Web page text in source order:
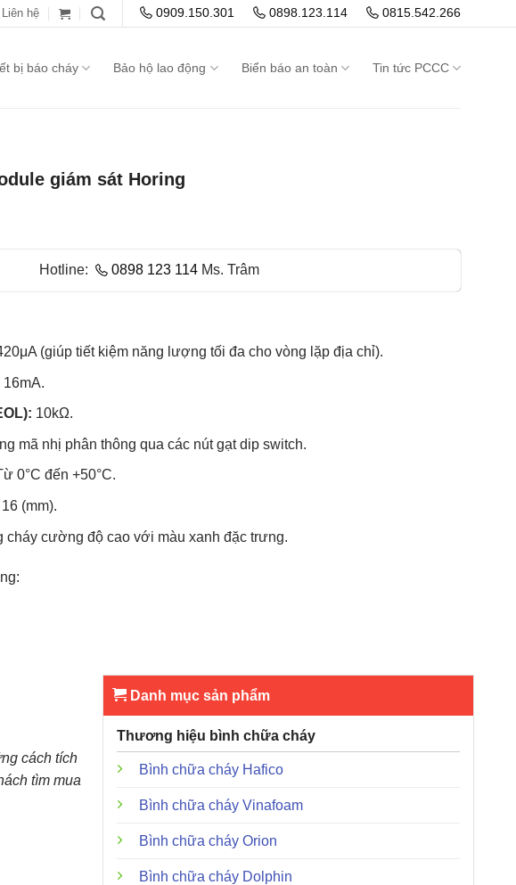
Liên hệ 0909.150.301 0898.123.114 0815.542.266
bị báo cháy Bảo hộ lao động Biển báo an toàn Tin tức PCCC
giám sát Horing
Hotline: 0898 123 114Ms. Trâm
(giúp tiết kiệm năng lượng tối đa cho vòng lặp địa chỉ).
16mA.
10kΩ.
mã nhị phân thông qua các nút gạt dip switch.
0°C đến +50°C.
(mm).
cháy cường độ cao với màu xanh đặc trưng.
cách tích
tìm mua
Danh mục sản phẩm
Thương hiệu bình chữa cháy
Bình chữa cháy Hafico
Bình chữa cháy Vinafoam
Bình chữa cháy Orion
Bình chữa cháy Dolphin